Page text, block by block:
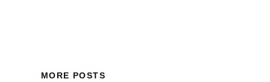
MORE POSTS